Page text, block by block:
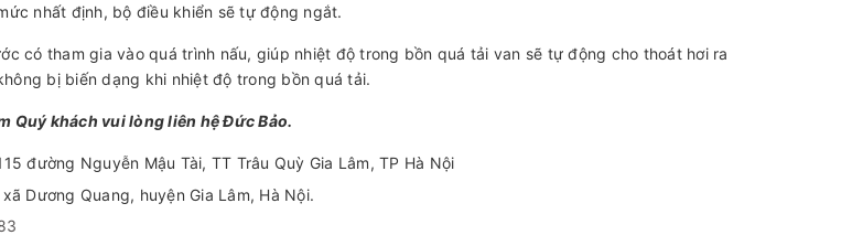
nhất định, bộ điều khiển sẽ tự động ngắt.
có tham gia vào quá trình nấu, giúp nhiệt độ trong bồn quá tải van sẽ tự động cho thoát hơi ra
bị biến dạng khi nhiệt độ trong bồn quá tải.
Quý khách vui lòng liên hệ Đức Bảo.
đường Nguyễn Mậu Tài, TT Trâu Quỳ Gia Lâm, TP Hà Nội
Dương Quang, huyện Gia Lâm, Hà Nội.